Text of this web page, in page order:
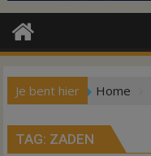
Je bent hier Home
TAG: ZADEN